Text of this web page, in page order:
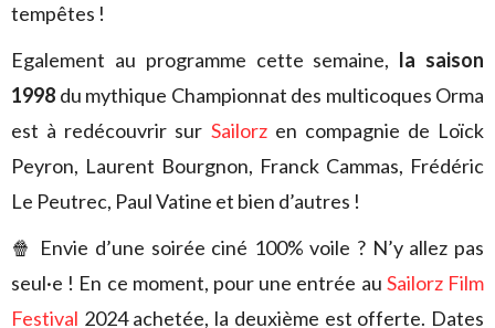
tempêtes !
Egalement au programme cette semaine, la saison
1998 du mythique Championnat des multicoques Orma
est à redécouvrir sur Sailorzen compagnie de Loïck
Peyron, Laurent Bourgnon, Franck Cammas, Frédéric
Le Peutrec, Paul Vatine et bien d’autres !
🍿 Envie d’une soirée ciné 100% voile ? N’y allez pas
seul·e ! En ce moment, pour une entrée au Sailorz Film
Festival 2024 achetée, la deuxième est offerte. Dates